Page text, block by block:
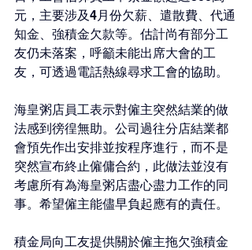
元，主要涉及4月份欠薪、遣散費、代通
知金、強積金欠款等。估計尚有部分工
友仍未落案，呼籲未能出席大會的工
友，可透過電話熱線尋求工會的協助。
海皇粥店員工表示對僱主突然結業的做
法感到徬徨無助。公司過往分店結業都
會預先作出安排並按程序進行，而不是
突然宣布終止僱傭合約，此做法並沒有
考慮所有為海皇粥店盡心盡力工作的同
事。希望僱主能儘早負起應有的責任。
積金局向工友提供關於僱主拖欠強積金